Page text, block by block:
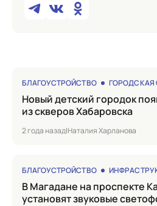
БЛАГОУСТРОЙСТВО ГОРОДСКАЯ
Новый детский городок появится в одном
из скверов Хабаровска
2 года назад|Наталия Харланова
БЛАГОУСТРОЙСТВО ИНФРАСТРУКТУРА ДЛЯ
в Магадане на проспекте Карла Маркса
установят звуковые